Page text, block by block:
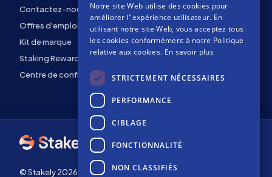
Contactez-nous
Offres d'emploi
Kit de marque
Staking Rewards
Centre de confidentialité
© Stakely 2026 | Stakely, S.L. | NIF B72551682
FRENCH
Notre site Web utilise des cookies pour
améliorer l"expérience utilisateur. En
utilisant notre site Web, vous acceptez tous
les cookies conformément à notre Politique
relative aux cookies. En savoir plus
STRICTEMENT NÉCESSAIRES
PERFORMANCE
CIBLAGE
FONCTIONNALITÉ
NON CLASSIFIÉS